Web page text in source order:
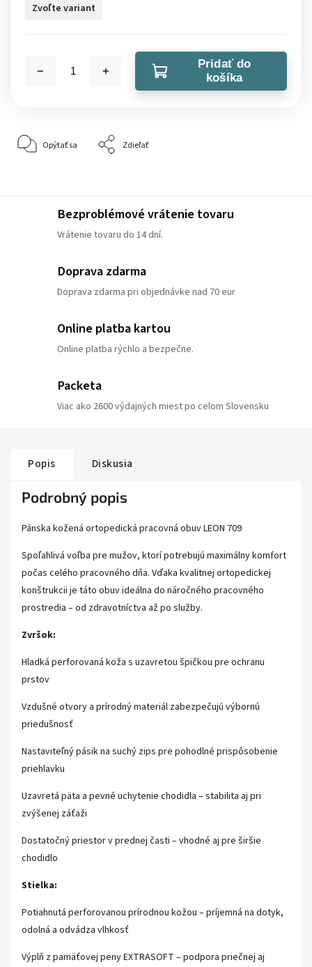
Zvoľte variant
Pridať do
košíka
Opýtať sa Zdieľať
Bezproblémové vrátenie tovaru
Vrátenie tovaru do 14 dní.
Doprava zdarma
Doprava zdarma pri objednávke nad 70 eur
Online platba kartou
Online platba rýchlo a bezpečne.
Packeta
Viac ako 2600 výdajných miest po celom Slovensku
Popis Diskusia
Podrobný popis
Pánska kožená ortopedická pracovná obuv LEON 709
Spoľahlivá voľba pre mužov, ktorí potrebujú maximálny komfort
počas celého pracovného dňa. Vďaka kvalitnej ortopedickej
konštrukcii je táto obuv ideálna do náročného pracovného
prostredia – od zdravotníctva až po služby.
Zvršok:
Hladká perforovaná koža s uzavretou špičkou pre ochranu
prstov
Vzdušné otvory a prírodný materiál zabezpečujú výbornú
priedušnosť
Nastaviteľný pásik na suchý zips pre pohodlné prispôsobenie
priehlavku
Uzavretá päta a pevné uchytenie chodidla – stabilita aj pri
zvýšenej záťaži
Dostatočný priestor v prednej časti – vhodné aj pre širšie
chodidlo
Stielka:
Potiahnutá perforovanou prírodnou kožou – príjemná na dotyk,
odolná a odvádza vlhkosť
Výplň z pamäťovej peny EXTRASOFT – podpora priečnej aj